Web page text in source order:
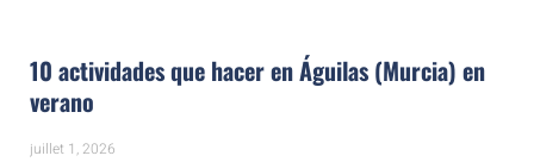
10 actividades que hacer en Águilas (Murcia) en
verano
juillet 1, 2026